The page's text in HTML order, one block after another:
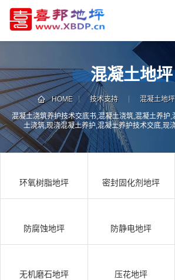
页
中
心
技
术
支
持
资
讯
中
例
混凝土地坪
HOME 技术支持 混凝土地坪
混凝土浇筑养护技术交底书,混凝土浇筑,混凝土养护
土浇筑,现浇混凝土养护,混凝土养护技术交底,现
环氧树脂地坪 密封固化剂地坪
防腐蚀地坪 防静电地坪
无机磨石地坪 压花地坪